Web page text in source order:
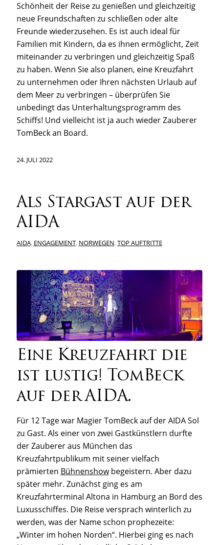
Schönheit der Reise zu genießen und gleichzeitig
neue Freundschaften zu schließen oder alte
Freunde wiederzusehen. Es ist auch ideal für
Familien mit Kindern, da es ihnen ermöglicht, Zeit
miteinander zu verbringen und gleichzeitig Spaß
zu haben. Wenn Sie also planen, eine Kreuzfahrt
zu unternehmen oder Ihren nächsten Urlaub auf
dem Meer zu verbringen – überprüfen Sie
unbedingt das Unterhaltungsprogramm des
Schiffs! Und vielleicht ist ja auch wieder Zauberer
TomBeck an Board.
24. JULI 2022
Als Stargast auf der
AIDA
AIDA, ENGAGEMENT, NORWEGEN,TOP AUFTRITTE
Eine Kreuzfahrt die
ist lustig! TomBeck
auf der AIDA.
Für 12 Tage war Magier TomBeck auf der AIDA Sol
zu Gast. Als einer von zwei Gastkünstlern durfte
der Zauberer aus München das
Kreuzfahrtpublikum mit seiner vielfach
prämierten Bühnenshowbegeistern. Aber dazu
später mehr. Zunächst ging es am
Kreuzfahrterminal Altona in Hamburg an Bord des
Luxusschiffes. Die Reise versprach winterlich zu
werden, was der Name schon prophezeite:
„Winter im hohen Norden“. Hierbei ging es nach